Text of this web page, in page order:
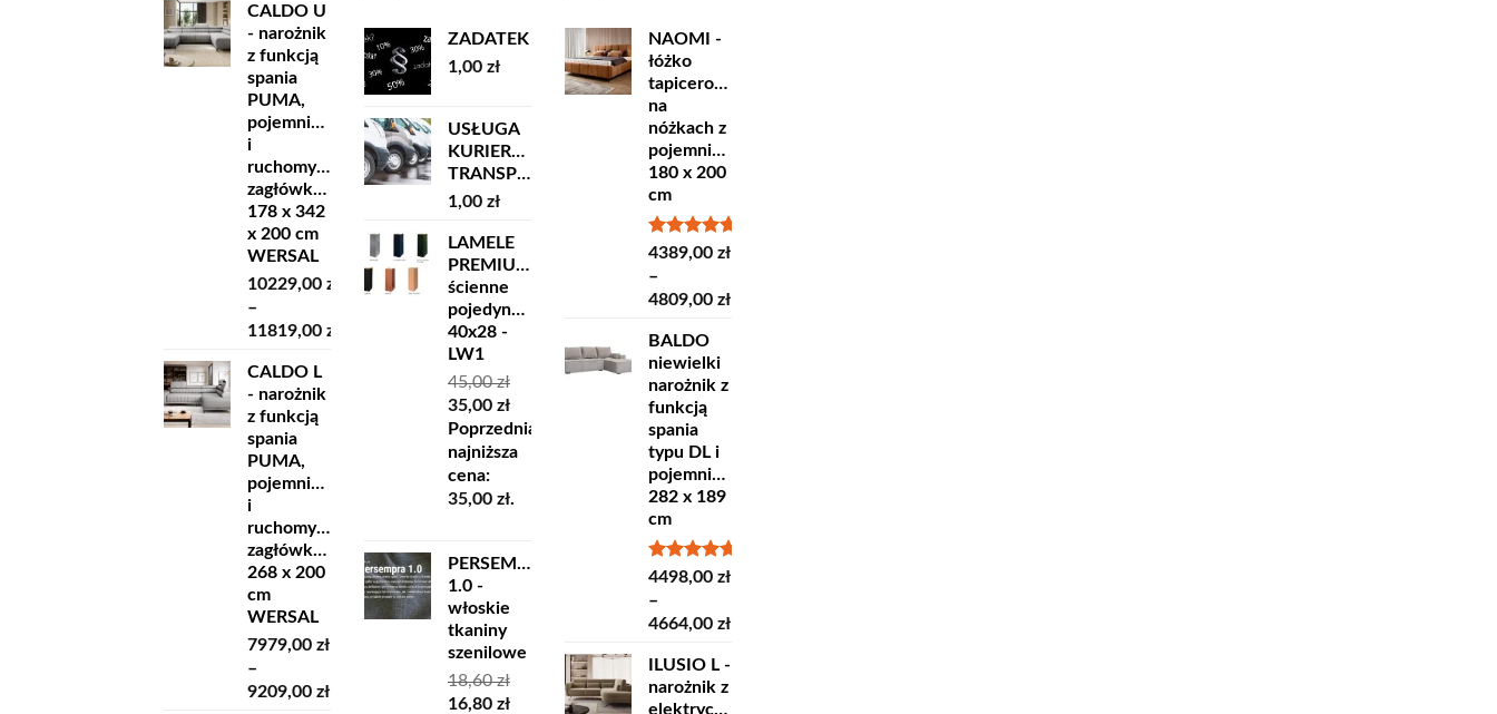
CALDO U
- narożnik
z funkcją
spania
PUMA,
pojemnikiem
i
ruchomymi
zagłówkami
178 x 342
x 200 cm
WERSAL
10229,00 zł
–
11819,00 zł
cen:
od
10229,00 zł
do
11819,00 zł
CALDO L
- narożnik
z funkcją
spania
PUMA,
pojemnikiem
i
ruchomymi
zagłówkami
268 x 200
cm
WERSAL
7979,00 zł
–
9209,00 złZakres
ZADATEK
1,00 zł
USŁUGA
KURIERSKA
TRANSPORT
1,00 zł
LAMELE
PREMIUM
ścienne
pojedyncze
40x28 -
LW1
45,00zł
Pierwotna
cena
wynosiła:
45,00 zł.
35,00 złAktualna
cena
wynosi:
Poprzednia
najniższa
cena:
35,00 zł.
PERSEMPRA
1.0 -
włoskie
tkaniny
szenilowe
18,60zł
Pierwotna
16,80 złAktualna
NAOMI -
łóżko
tapicerowane
na
nóżkach z
pojemnikiem
180 x 200
cm
Oceniono
4389,00 zł
–
4809,00 złZakres
BALDO
niewielki
narożnik z
funkcją
spania
typu DL i
pojemnikiem
282 x 189
cm
Oceniono
4498,00 zł
–
4664,00 złZakres
ILUSIO L -
narożnik z
elektrycznie